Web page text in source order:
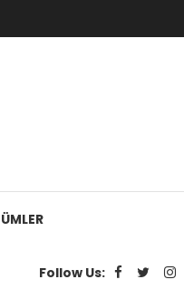
Follow Us: